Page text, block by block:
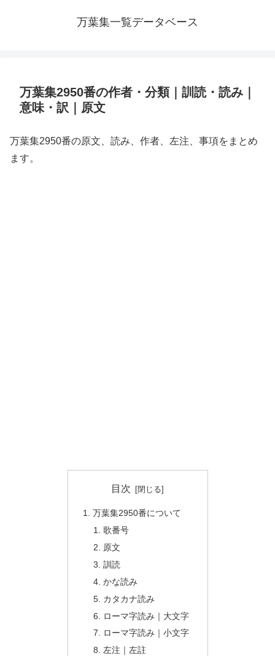
万葉集一覧データベース
万葉集2950番の作者・分類｜訓読・読み｜
意味・訳｜原文
万葉集2950番の原文、読み、作者、左注、事項をまとめ
ます。
目次
万葉集2950番について
歌番号
原文
訓読
かな読み
カタカナ読み
ローマ字読み｜大文字
ローマ字読み｜小文字
左注｜左註